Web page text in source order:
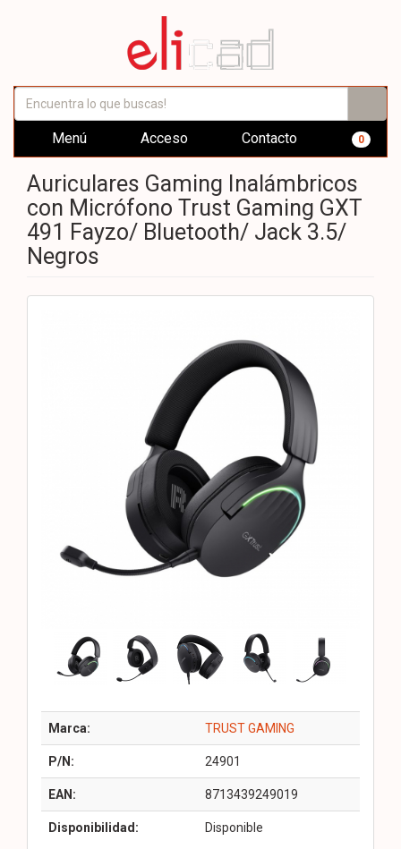
Menú Acceso Contacto 0
Auriculares Gaming Inalámbricos
con Micrófono Trust Gaming GXT
491 Fayzo/ Bluetooth/ Jack 3.5/
Negros
Marca: TRUST GAMING
P/N: 24901
EAN: 8713439249019
Disponibilidad: Disponible